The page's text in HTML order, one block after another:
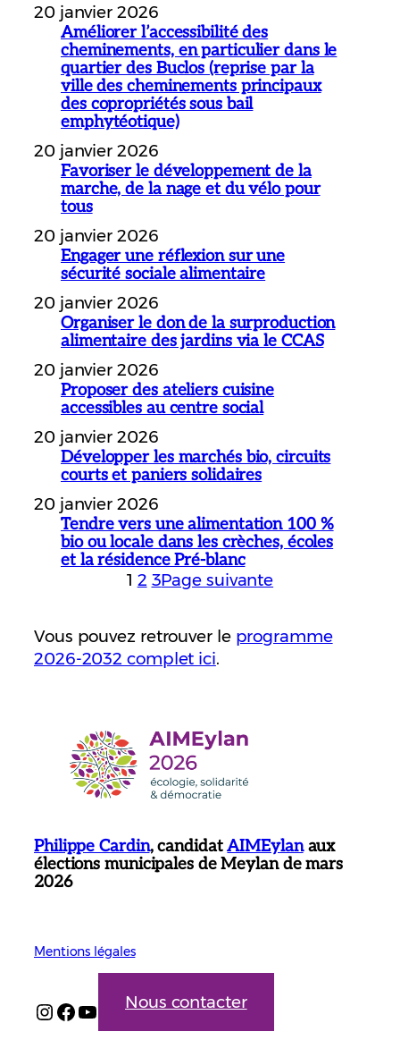
20 janvier 2026
Améliorer l’accessibilité des
cheminements, en particulier dans le
quartier des Buclos (reprise par la
ville des cheminements principaux
des copropriétés sous bail
emphytéotique)
20 janvier 2026
Favoriser le développement de la
marche, de la nage et du vélo pour
tous
20 janvier 2026
Engager une réflexion sur une
sécurité sociale alimentaire
20 janvier 2026
Organiser le don de la surproduction
alimentaire des jardins via le CCAS
20 janvier 2026
Proposer des ateliers cuisine
accessibles au centre social
20 janvier 2026
Développer les marchés bio, circuits
courts et paniers solidaires
20 janvier 2026
Tendre vers une alimentation 100 %
bio ou locale dans les crèches, écoles
et la résidence Pré-blanc
1 2 3Page suivante
Vous pouvez retrouver le programme
2026-2032 complet ici.
Philippe Cardin, candidatAIMEylanaux
élections municipales de Meylan de mars
2026
Mentions légales
Instagram
Facebook
YouTubeNous contacter